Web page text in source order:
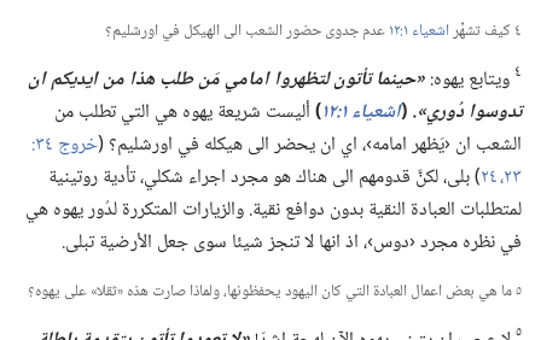
٤ كيف تشهِّر اشعياء ١:‏١٢
عدم جدوى حضور الشعب الى الهيكل في اورشليم؟‏
٤ ويتابع يهوه:‏‏«حينما تأتون لتظهروا امامي مَن طلب هذا من ايديكم ان
تدوسوا دُوري».‏(‏اشعياء ١:‏١٢ ‏)‏أليست شريعة يهوه هي التي تطلب من
الشعب ان ‹يَظهر امامه›،‏ اي ان يحضر الى هيكله في اورشليم؟‏ (‏
٢٣،‏ ٢٤
‏)‏ بلى،‏ لكنَّ قدومهم الى هناك هو مجرد اجراء شكلي،‏ تأدية روتينية
لمتطلبات العبادة النقية بدون دوافع نقية.‏ والزيارات المتكررة لدُور يهوه هي
في نظره مجرد ‹دوس›،‏ اذ انها لا تنجز شيئا سوى جعل الأرضية تبلى.‏
٥ ما هي بعض اعمال العبادة التي كان اليهود يحفظونها،‏ ولماذا صارت هذه «ثقلا» على يهوه؟‏
٥